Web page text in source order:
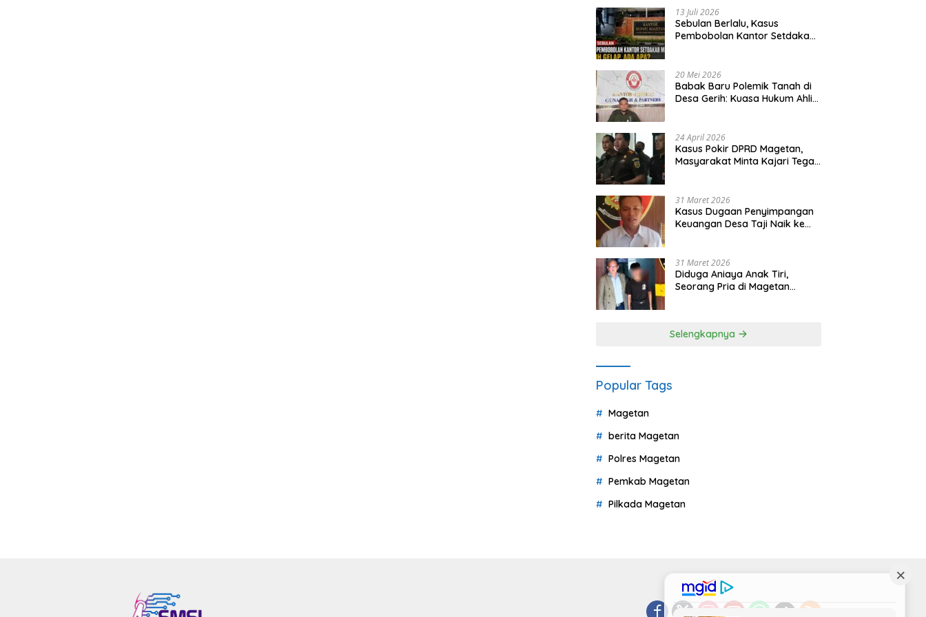
13 Juli 2026
Sebulan Berlalu, Kasus
Pembobolan Kantor Setdakab
20 Mei 2026
Babak Baru Polemik Tanah di
Desa Gerih: Kuasa Hukum Ahli
24 April 2026
Kasus Pokir DPRD Magetan,
Masyarakat Minta Kajari Tegak
31 Maret 2026
Kasus Dugaan Penyimpangan
Keuangan Desa Taji Naik ke
31 Maret 2026
Diduga Aniaya Anak Tiri,
Seorang Pria di Magetan
Selengkapnya
Popular Tags
Magetan
berita Magetan
Polres Magetan
Pemkab Magetan
Pilkada Magetan